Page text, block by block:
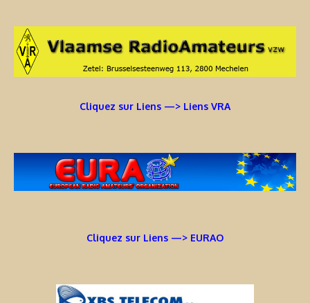
Cliquez sur Liens —> Liens VRA
Cliquez sur Liens —> EURAO